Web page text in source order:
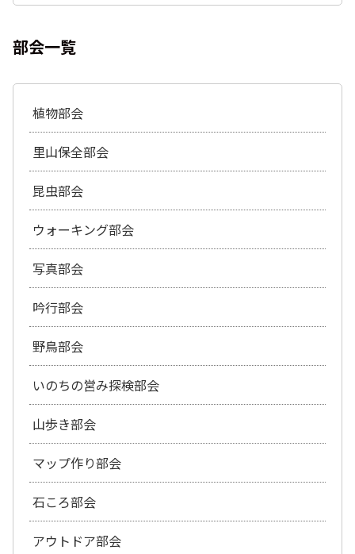
部会一覧
植物部会
里山保全部会
昆虫部会
ウォーキング部会
写真部会
吟行部会
野鳥部会
いのちの営み探検部会
山歩き部会
マップ作り部会
石ころ部会
アウトドア部会